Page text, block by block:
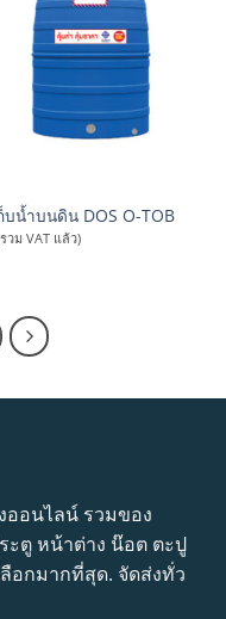
บน้ำบนดิน DOS O-TOB
วม VAT แล้ว)
ออนไลน์ รวมของ
ะตู หน้าต่าง น๊อต ตะปู
อกมากที่สุด. จัดส่งทั่ว